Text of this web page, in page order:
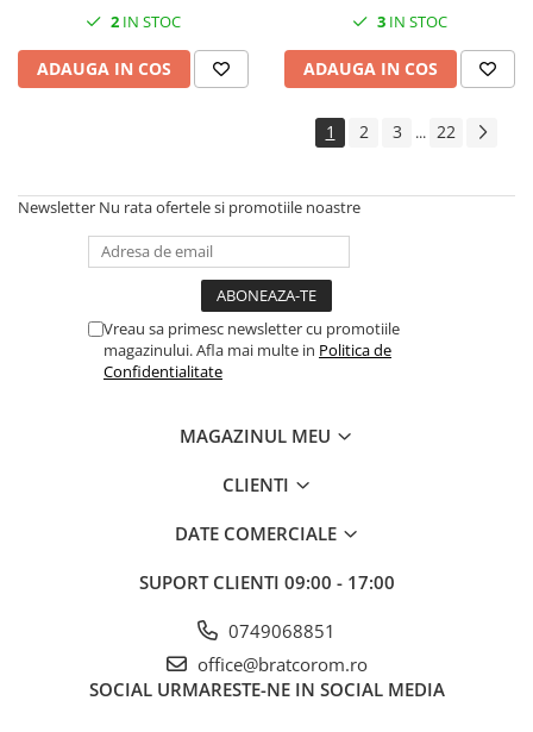
2 IN STOC
ADAUGA IN COS
3 IN STOC
ADAUGA IN COS
1 2 3 ... 22
Newsletter Nu rata ofertele si promotiile noastre
Vreau sa primesc newsletter cu promotiile
magazinului. Afla mai multe in Politica de
Confidentialitate
MAGAZINUL MEU
CLIENTI
DATE COMERCIALE
SUPORT CLIENTI 09:00 - 17:00
0749068851
office@bratcorom.ro
SOCIAL URMARESTE-NE IN SOCIAL MEDIA